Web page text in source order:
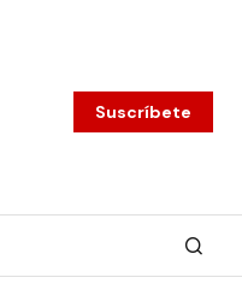
Suscríbete